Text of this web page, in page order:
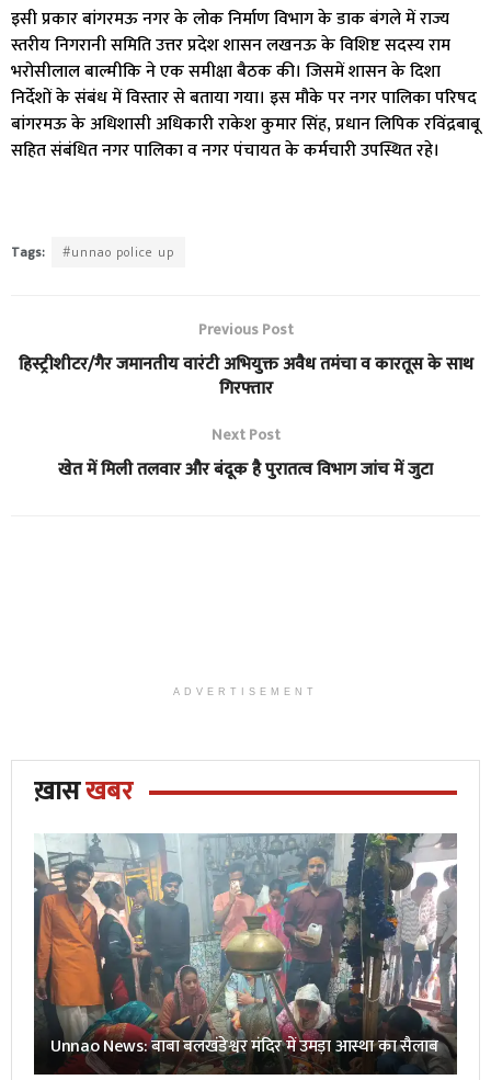
इसी प्रकार बांगरमऊ नगर के लोक निर्माण विभाग के डाक बंगले में राज्य
स्तरीय निगरानी समिति उत्तर प्रदेश शासन लखनऊ के विशिष्ट सदस्य राम
भरोसीलाल बाल्मीकि ने एक समीक्षा बैठक की। जिसमें शासन के दिशा
निर्देशों के संबंध में विस्तार से बताया गया। इस मौके पर नगर पालिका परिषद
बांगरमऊ के अधिशासी अधिकारी राकेश कुमार सिंह, प्रधान लिपिक रविंद्रबाबू
सहित संबंधित नगर पालिका व नगर पंचायत के कर्मचारी उपस्थित रहे।
Tags: #unnao police up
Previous Post
हिस्ट्रीशीटर/गैर जमानतीय वारंटी अभियुक्त अवैध तमंचा व कारतूस के साथ
गिरफ्तार
Next Post
खेत में मिली तलवार और बंदूक है पुरातत्व विभाग जांच में जुटा
ADVERTISEMENT
ख़ासखबर
Unnao News: बाबा बलखंडेश्वर मंदिर में उमड़ा आस्था का सैलाब